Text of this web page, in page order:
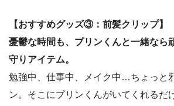
【おすすめグッズ③：前髪クリップ】
憂鬱な時間も、プリンくんと一緒なら
守りアイテム。
勉強中、仕事中、メイク中…ちょっと
ン。そこにプリンくんがいてくれるだ